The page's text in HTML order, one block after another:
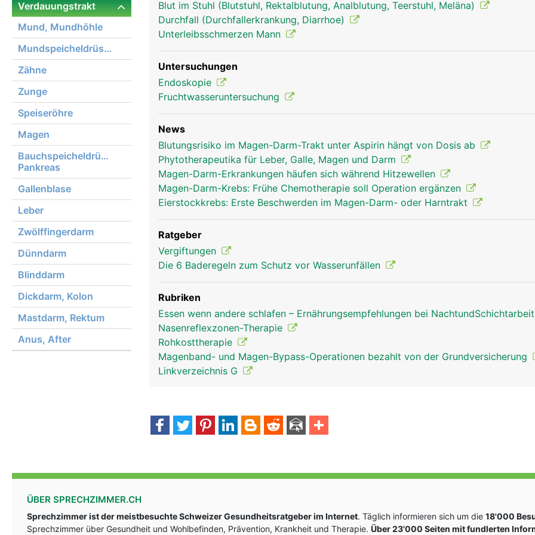
Verdauungstrakt
Mund, Mundhöhle
Mundspeicheldrüsen
Zähne
Zunge
Speiseröhre
Magen
Bauchspeicheldrüse,
Pankreas
Gallenblase
Leber
Zwölffingerdarm
Dünndarm
Blinddarm
Dickdarm, Kolon
Mastdarm, Rektum
Anus, After
Kopf Links Mann
Blut im Stuhl (Blutstuhl, Rektalblutung, Analblutung, Teerstuhl, Meläna)
Durchfall (Durchfallerkrankung, Diarrhoe)
Unterleibsschmerzen Mann
Untersuchungen
Endoskopie
Fruchtwasseruntersuchung
News
Blutungsrisiko im Magen-Darm-Trakt unter Aspirin hängt von Dosis ab
Phytotherapeutika für Leber, Galle, Magen und Darm
Magen-Darm-Erkrankungen häufen sich während Hitzewellen
Magen-Darm-Krebs: Frühe Chemotherapie soll Operation ergänzen
Eierstockkrebs: Erste Beschwerden im Magen-Darm- oder Harntrakt
Ratgeber
Vergiftungen
Die 6 Baderegeln zum Schutz vor Wasserunfällen
Rubriken
Essen wenn andere schlafen – Ernährungsempfehlungen bei
Nasenreflexzonen-Therapie
Rohkosttherapie
Magenband- und Magen-Bypass-Operationen bezahlt von der Grundversicherung
Linkverzeichnis G
ÜBER SPRECHZIMMER.CH
Sprechzimmer ist der meistbesuchte Schweizer Gesundheitsratgeber im Internet. Täglich informieren sich um die 18'000
Sprechzimmer über Gesundheit und Wohlbefinden, Prävention, Krankheit und Therapie. Über 23'000 Seiten mit fundlerten